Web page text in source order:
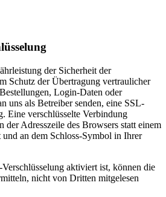
der Sicherheit der
Schutz der Übertragung vertraulicher
Login-Daten oder
uns als Betreiber senden, eine SSL-
Eine verschlüsselte Verbindung
der Adresszeile des Browsers statt einem
an dem Schloss-Symbol in Ihrer
aktiviert ist, können die
nicht von Dritten mitgelesen